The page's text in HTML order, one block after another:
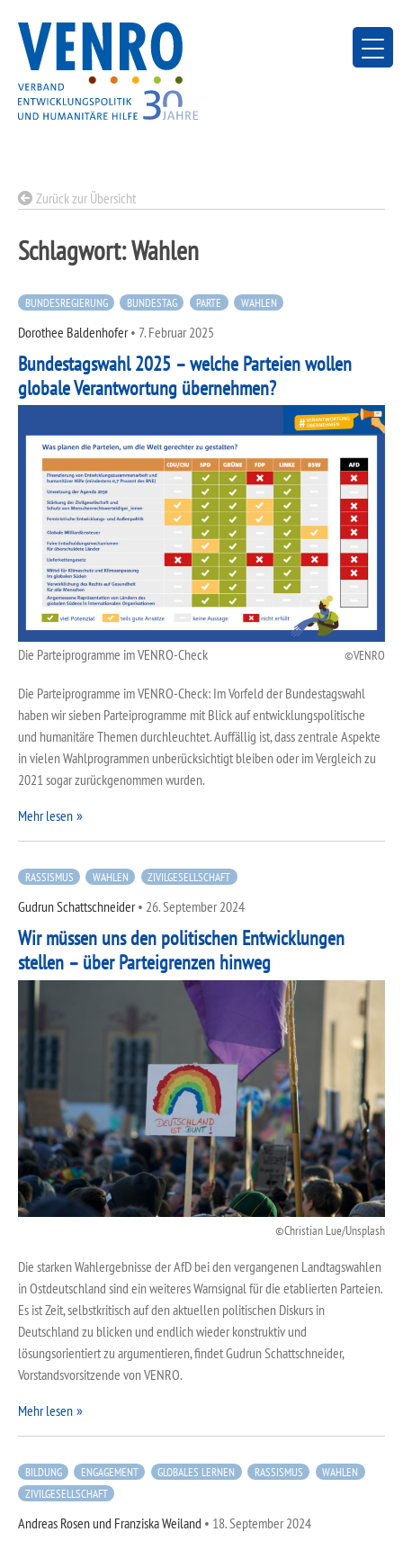
content
Zurück zur Übersicht
Schlagwort:Wahlen
BUNDESREGIERUNG BUNDESTAG PARTE WAHLEN
Dorothee Baldenhofer• 7. Februar 2025
Bundestagswahl 2025 – welche Parteien wollen
globale Verantwortung übernehmen?
Die Parteiprogramme im VENRO-Check VENRO
Die Parteiprogramme im VENRO-Check: Im Vorfeld der Bundestagswahl
haben wir sieben Parteiprogramme mit Blick auf entwicklungspolitische
und humanitäre Themen durchleuchtet. Auffällig ist, dass zentrale Aspekte
in vielen Wahlprogrammen unberücksichtigt bleiben oder im Vergleich zu
2021 sogar zurückgenommen wurden.
Mehr lesen
RASSISMUS WAHLEN ZIVILGESELLSCHAFT
Gudrun Schattschneider• 26. September 2024
Wir müssen uns den politischen Entwicklungen
stellen – über Parteigrenzen hinweg
Christian Lue/Unsplash
Die starken Wahlergebnisse der AfD bei den vergangenen Landtagswahlen
in Ostdeutschland sind ein weiteres Warnsignal für die etablierten Parteien.
Es ist Zeit, selbstkritisch auf den aktuellen politischen Diskurs in
Deutschland zu blicken und endlich wieder konstruktiv und
lösungsorientiert zu argumentieren, findet Gudrun Schattschneider,
Vorstandsvorsitzende von VENRO.
Mehr lesen
BILDUNG ENGAGEMENT GLOBALES LERNEN RASSISMUS
WAHLEN
ZIVILGESELLSCHAFT
Andreas Rosen und Franziska Weiland • 18. September 2024